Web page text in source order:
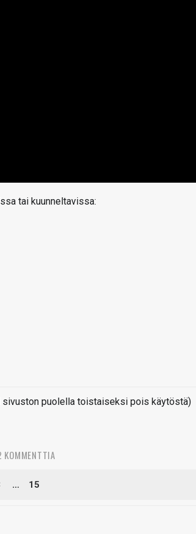
tai kuunneltavissa:
sivuston puolella toistaiseksi pois käytöstä)
KOMMENTTIA
… 15